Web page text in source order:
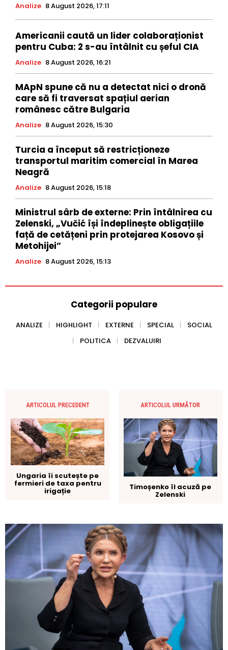
Analize 8 August 2026, 17:11
Americanii caută un lider colaboraționist
pentru Cuba: 2 s-au întâlnit cu șeful CIA
Analize 8 August 2026, 16:21
MApN spune că nu a detectat nici o dronă
care să fi traversat spațiul aerian
românesc către Bulgaria
Analize 8 August 2026, 15:30
Turcia a început să restricționeze
transportul maritim comercial în Marea
Neagră
Analize 8 August 2026, 15:18
Ministrul sârb de externe: Prin întâlnirea cu
Zelenski, „Vučić își îndeplinește obligațiile
față de cetățeni prin protejarea Kosovo și
Metohijei”
Analize 8 August 2026, 15:13
Categorii populare
ANALIZE HIGHLIGHT EXTERNE SPECIAL
SOCIAL
POLITICA
DEZVALUIRI
ARTICOLUL PRECEDENT
Ungaria îi scutește pe
fermieri de taxa pentru
irigație
ARTICOLUL URMĂTOR
Timoșenko îl acuză pe
Zelenski